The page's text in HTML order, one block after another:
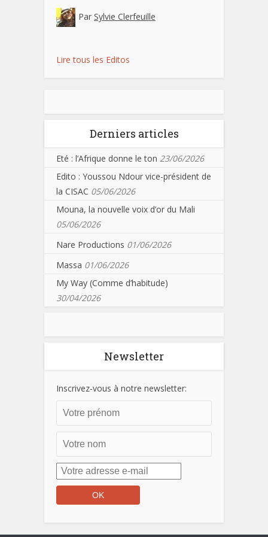
Par Sylvie Clerfeuille
Lire tous les Editos
Derniers articles
Eté : l’Afrique donne le ton 23/06/2026
Edito : Youssou Ndour vice-président de
la CISAC 05/06/2026
Mouna, la nouvelle voix d’or du Mali
05/06/2026
Nare Productions 01/06/2026
Massa 01/06/2026
My Way (Comme d’habitude)
30/04/2026
Newsletter
Inscrivez-vous à notre newsletter: